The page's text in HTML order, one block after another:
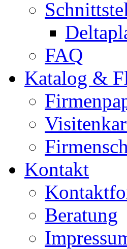
FAQ
Katalog &
Kontakt
Beratung